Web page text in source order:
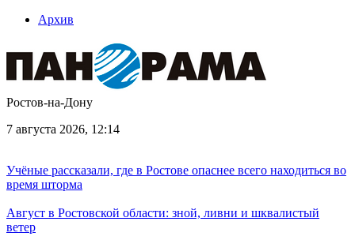
Архив
Ростов-на-Дону
7 августа 2026, 12:14
Учёные рассказали, где в Ростове опаснее всего находиться во
время шторма
Август в Ростовской области: зной, ливни и шквалистый
ветер